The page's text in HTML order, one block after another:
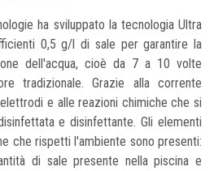
ha sviluppato la tecnologia Ultra
0,5 g/l di sale per garantire la
dell'acqua, cioè da 7 a 10 volte
tradizionale. Grazie alla corrente
e alle reazioni chimiche che si
e disinfettante. Gli elementi
che rispetti l'ambiente sono presenti:
di sale presente nella piscina e